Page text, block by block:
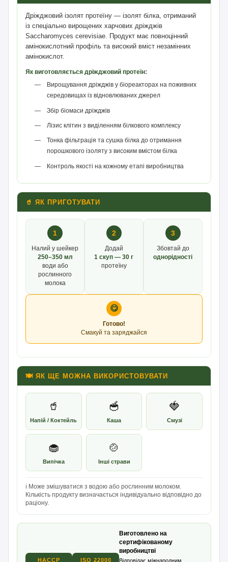
Дріжджовий ізолят протеїну — ізолят білка, отриманий
із спеціально вирощених харчових дріжджів
Saccharomyces cerevisiae. Продукт має повноцінний
амінокислотний профіль та високий вміст незамінних
амінокислот.
Як виготовляється дріжджовий протеїн:
Вирощування дріжджів у біореакторах на поживних
середовищах із відновлюваних джерел
Збір біомаси дріжджів
Лізис клітин з виділенням білкового комплексу
Тонка фільтрація та сушка білка до отримання
порошкового ізоляту з високим вмістом білка
Контроль якості на кожному етапі виробництва
🥤 ЯК ПРИГОТУВАТИ
1
Налий у шейкер
250–350 мл
води або
рослинного
молока
2
Додай
1 скуп — 30 г
протеїну
3
Збовтай до
однорідності
😋
Готово!
Смакуй та заряджайся
🍽 ЯК ЩЕ МОЖНА ВИКОРИСТОВУВАТИ
🥤
Напій / Коктейль
🥣
Каша
🍓
Смузі
🧁
Випічка
🍲
Інші страви
ℹ️ Може змішуватися з водою або рослинним молоком.
Кількість продукту визначається індивідуально відповідно до
раціону.
HACCP ISO 22000
Виготовлено на
сертифікованому
виробництві
Відповідає міжнародним